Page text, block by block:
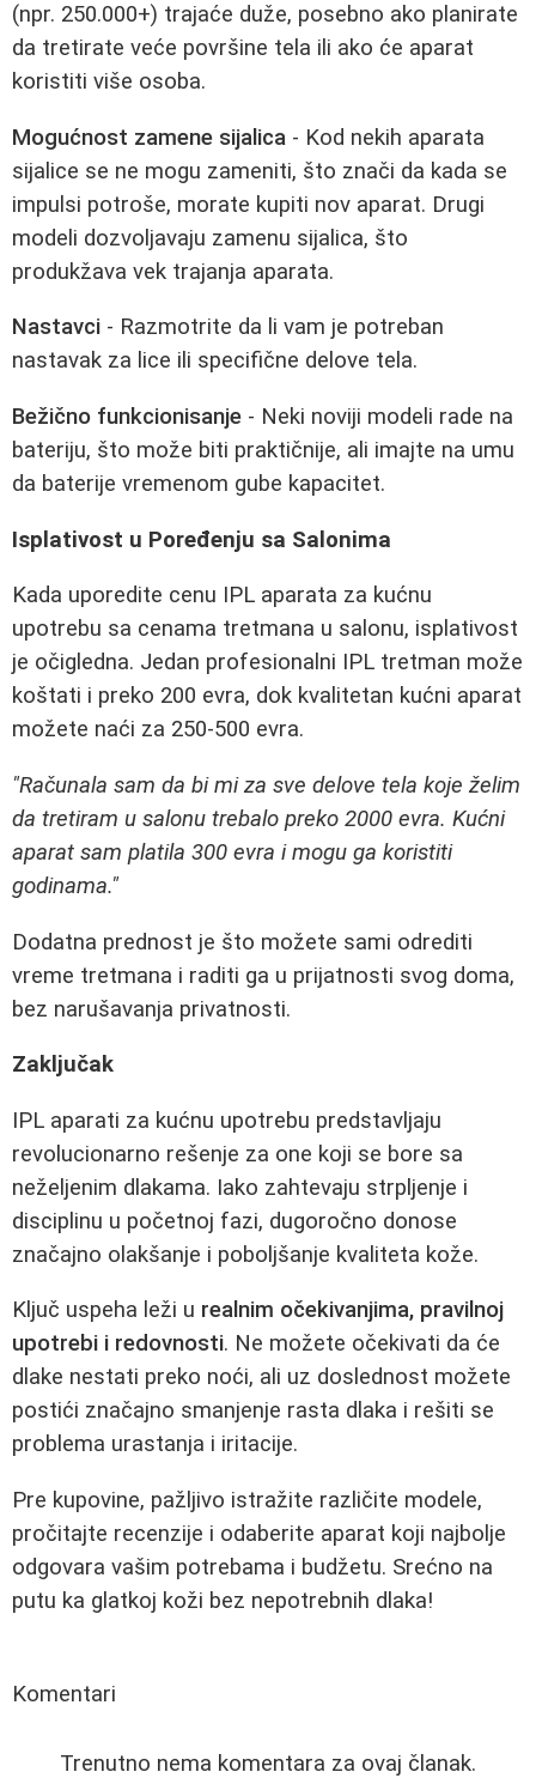
(npr. 250.000+) trajaće duže, posebno ako planirate
da tretirate veće površine tela ili ako će aparat
koristiti više osoba.
Mogućnost zamene sijalica - Kod nekih aparata
sijalice se ne mogu zameniti, što znači da kada se
impulsi potroše, morate kupiti nov aparat. Drugi
modeli dozvoljavaju zamenu sijalica, što
produkžava vek trajanja aparata.
Nastavci - Razmotrite da li vam je potreban
nastavak za lice ili specifične delove tela.
Bežično funkcionisanje - Neki noviji modeli rade na
bateriju, što može biti praktičnije, ali imajte na umu
da baterije vremenom gube kapacitet.
Isplativost u Poređenju sa Salonima
Kada uporedite cenu IPL aparata za kućnu
upotrebu sa cenama tretmana u salonu, isplativost
je očigledna. Jedan profesionalni IPL tretman može
koštati i preko 200 evra, dok kvalitetan kućni aparat
možete naći za 250-500 evra.
"Računala sam da bi mi za sve delove tela koje želim
da tretiram u salonu trebalo preko 2000 evra. Kućni
aparat sam platila 300 evra i mogu ga koristiti
godinama."
Dodatna prednost je što možete sami odrediti
vreme tretmana i raditi ga u prijatnosti svog doma,
bez narušavanja privatnosti.
Zaključak
IPL aparati za kućnu upotrebu predstavljaju
revolucionarno rešenje za one koji se bore sa
neželjenim dlakama. Iako zahtevaju strpljenje i
disciplinu u početnoj fazi, dugoročno donose
značajno olakšanje i poboljšanje kvaliteta kože.
Ključ uspeha leži u realnim očekivanjima, pravilnoj
upotrebi i redovnosti. Ne možete očekivati da će
dlake nestati preko noći, ali uz doslednost možete
postići značajno smanjenje rasta dlaka i rešiti se
problema urastanja i iritacije.
Pre kupovine, pažljivo istražite različite modele,
pročitajte recenzije i odaberite aparat koji najbolje
odgovara vašim potrebama i budžetu. Srećno na
putu ka glatkoj koži bez nepotrebnih dlaka!
Komentari
Trenutno nema komentara za ovaj članak.